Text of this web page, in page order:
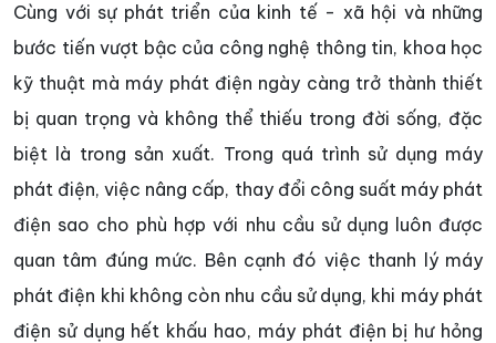
Cùng với sự phát triển của kinh tế - xã hội và những
bước tiến vượt bậc của công nghệ thông tin, khoa học
kỹ thuật mà máy phát điện ngày càng trở thành thiết
bị quan trọng và không thể thiếu trong đời sống, đặc
biệt là trong sản xuất. Trong quá trình sử dụng máy
phát điện, việc nâng cấp, thay đổi công suất máy phát
điện sao cho phù hợp với nhu cầu sử dụng luôn được
quan tâm đúng mức. Bên cạnh đó việc thanh lý máy
phát điện khi không còn nhu cầu sử dụng, khi máy phát
điện sử dụng hết khấu hao, máy phát điện bị hư hỏng